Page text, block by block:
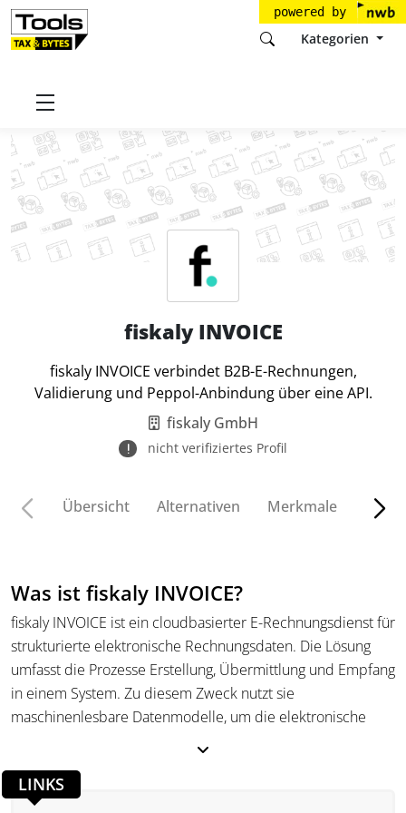
powered by
Kategorien
Startseite
fiskaly INVOICE
fiskaly INVOICE verbindet B2B-E-Rechnungen,
Validierung und Peppol-Anbindung über eine API.
fiskaly GmbH
nicht verifiziertes Profil
Übersicht Alternativen Merkmale
Was ist fiskaly INVOICE?
fiskaly INVOICE ist ein cloudbasierter E-Rechnungsdienst für
strukturierte elektronische Rechnungsdaten. Die Lösung
umfasst die Prozesse Erstellung, Übermittlung und Empfang
in einem System. Zu diesem Zweck nutzt sie
maschinenlesbare Datenmodelle, um die elektronische
über eine dokumentierte API, die die technische
LINKS